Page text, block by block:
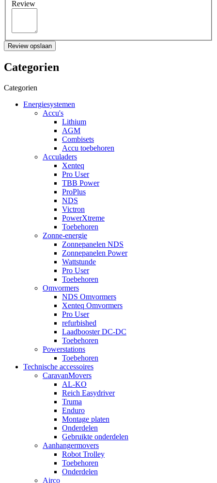
Review
Review opslaan
Categorien
Categorien
Energiesystemen
Accu's
Lithium
AGM
Combisets
Accu toebehoren
Acculaders
Xenteq
Pro User
TBB Power
ProPlus
NDS
Victron
PowerXtreme
Toebehoren
Zonne-energie
Zonnepanelen NDS
Zonnepanelen Power
Wattstunde
Pro User
Toebehoren
Omvormers
NDS Omvormers
Xenteq Omvormers
Pro User
refurbished
Laadbooster DC-DC
Toebehoren
Powerstations
Toebehoren
Technische accessoires
CaravanMovers
AL-KO
Reich Easydriver
Truma
Enduro
Montage platen
Onderdelen
Gebruikte onderdelen
Aanhangermovers
Robot Trolley
Toebehoren
Onderdelen
Airco